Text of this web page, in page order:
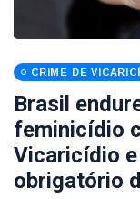
CRIME DE
Brasil
feminicídio
Vicaricídio
obrigatório